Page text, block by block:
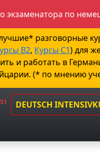
по
разговорные
B2, Курсы С1) для
и работать в
(* по мнению
51 DEUTSCH